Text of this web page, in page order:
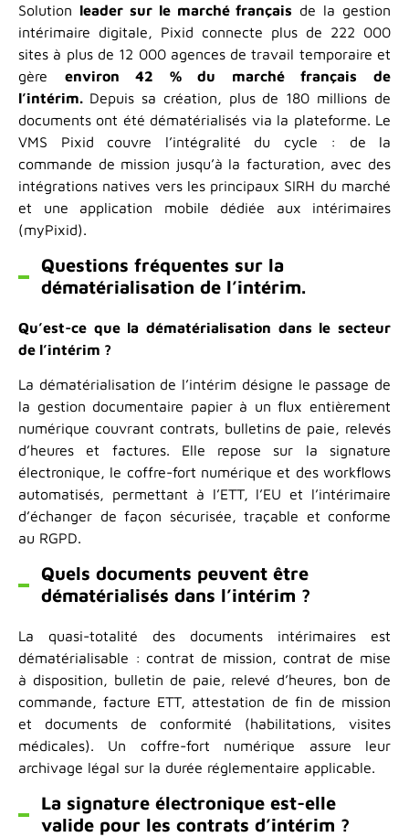
Solution leader sur le marché français de la gestion
intérimaire digitale, Pixid connecte plus de 222 000
sites à plus de 12 000 agences de travail temporaire et
gère environ 42 % du marché français de
l’intérim. Depuis sa création, plus de 180 millions de
documents ont été dématérialisés via la plateforme. Le
VMS Pixid couvre l’intégralité du cycle : de la
commande de mission jusqu’à la facturation, avec des
intégrations natives vers les principaux SIRH du marché
et une application mobile dédiée aux intérimaires
(myPixid).
Questions fréquentes sur la
dématérialisation de l’intérim.
Qu’est-ce que la dématérialisation dans le secteur
de l’intérim ?
La dématérialisation de l’intérim désigne le passage de
la gestion documentaire papier à un flux entièrement
numérique couvrant contrats, bulletins de paie, relevés
d’heures et factures. Elle repose sur la signature
électronique, le coffre-fort numérique et des workflows
automatisés, permettant à l’ETT, l’EU et l’intérimaire
d’échanger de façon sécurisée, traçable et conforme
au RGPD.
Quels documents peuvent être
dématérialisés dans l’intérim ?
La quasi-totalité des documents intérimaires est
dématérialisable : contrat de mission, contrat de mise
à disposition, bulletin de paie, relevé d’heures, bon de
commande, facture ETT, attestation de fin de mission
et documents de conformité (habilitations, visites
médicales). Un coffre-fort numérique assure leur
archivage légal sur la durée réglementaire applicable.
La signature électronique est-elle
valide pour les contrats d’intérim ?